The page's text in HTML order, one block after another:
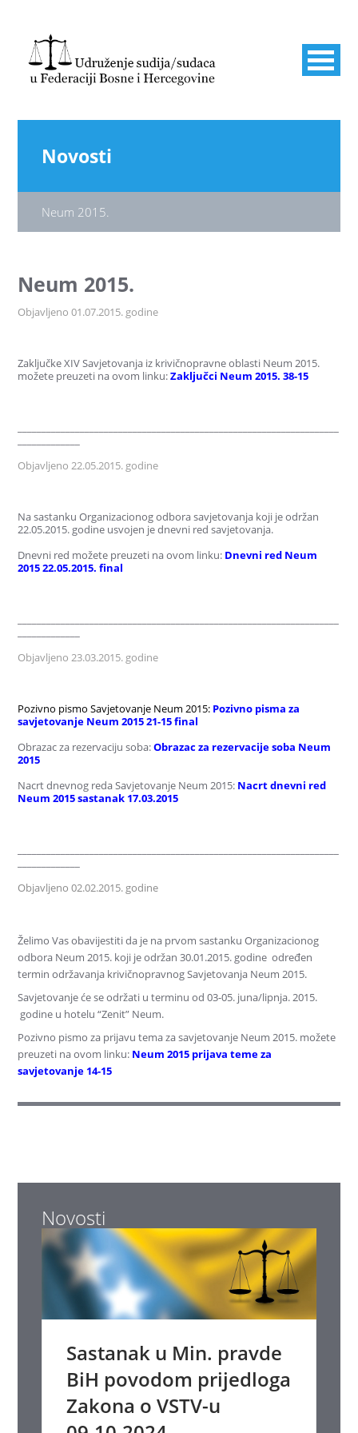
Novosti
Neum 2015.
Neum 2015.
Objavljeno 01.07.2015. godine
Zaključke XIV Savjetovanja iz krivičnopravne oblasti Neum 2015.
možete preuzeti na ovom linku:Zaključci Neum 2015. 38-15
Objavljeno 22.05.2015. godine
Na sastanku Organizacionog odbora savjetovanja koji je održan
22.05.2015. godine usvojen je dnevni red savjetovanja.
Dnevni red možete preuzeti na ovom linku: Dnevni red Neum
2015 22.05.2015. final
Objavljeno 23.03.2015. godine
Pozivno pismo Savjetovanje Neum 2015: Pozivno pisma za
savjetovanje Neum 2015 21-15 final
Obrazac za rezervaciju soba:Obrazac za rezervacije soba Neum
2015
Nacrt dnevnog reda Savjetovanje Neum 2015: Nacrt dnevni red
Neum 2015 sastanak 17.03.2015
Objavljeno 02.02.2015. godine
Želimo Vas obavijestiti da je na prvom sastanku Organizacionog
odbora Neum 2015. koji je održan 30.01.2015. godine određen
termin održavanja krivičnopravnog Savjetovanja Neum 2015.
Savjetovanje će se održati u terminu od 03-05. juna/lipnja. 2015.
godine u hotelu “Zenit” Neum.
Pozivno pismo za prijavu tema za savjetovanje Neum 2015. možete
preuzeti na ovom linku: Neum 2015 prijava teme za
savjetovanje 14-15
Novosti
Sastanak u Min. pravde
BiH povodom prijedloga
Zakona o VSTV-u